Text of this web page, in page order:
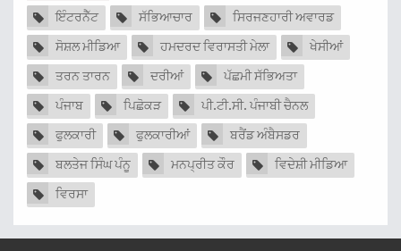
ਇੰਟਰਨੈੱਟ ਸੱਭਿਆਚਾਰ
ਸਿਰਜਣਹਾਰੀ ਅਵਾਰਡ
ਸੋਸ਼ਲ ਮੀਡਿਆ
ਹਮਦਰਦ ਵਿਰਾਸਤੀ ਮੇਲਾ
ਖੇਸੀਆਂ
ਤਰਨ ਤਾਰਨ
ਦਰੀਆਂ
ਪੱਛਮੀ ਸੱਭਿਅਤਾ
ਪੰਜਾਬ
ਪਿਛੋਕੜ
ਪੀ.ਟੀ.ਸੀ. ਪੰਜਾਬੀ ਚੈਨਲ
ਫੁਲਕਾਰੀ
ਫੁਲਕਾਰੀਆਂ
ਬਰੈਂਡ ਅੰਬੈਸਡਰ
ਬਲਤੇਜ ਸਿੰਘ ਪੰਨੂ
ਮਨਪ੍ਰੀਤ ਕੌਰ
ਵਿਦੇਸ਼ੀ ਮੀਡਿਆ
ਵਿਰਸਾ